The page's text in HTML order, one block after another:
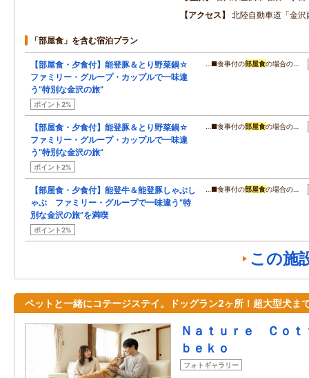
アクセス
北陸自動車道「金
「部屋食」を含む宿泊プラン
【部屋食・夕食付】能登豚＆とり野菜鍋☆
ファミリー・グループ・カップルで一味違
う“特別な金沢の旅”
ポイント2%
…■食事付の部屋食の場合の…
【部屋食・夕食付】能登豚＆とり野菜鍋☆
ファミリー・グループ・カップルで一味違
う“特別な金沢の旅”
ポイント2%
…■食事付の部屋食の場合の…
【部屋食・夕食付】能登牛＆能登豚しゃぶし
ゃぶ ファミリー・グループで一味違う“特
別な金沢の旅”を満喫
ポイント2%
…■食事付の部屋食の場合の…
この施
ペットと一緒にコテージステイ。ドッグラン2ヶ所！超大型犬ま
Ｎａｔｕｒｅ Ｃｏ
ｂｅｋｏ
フォトギャラリー